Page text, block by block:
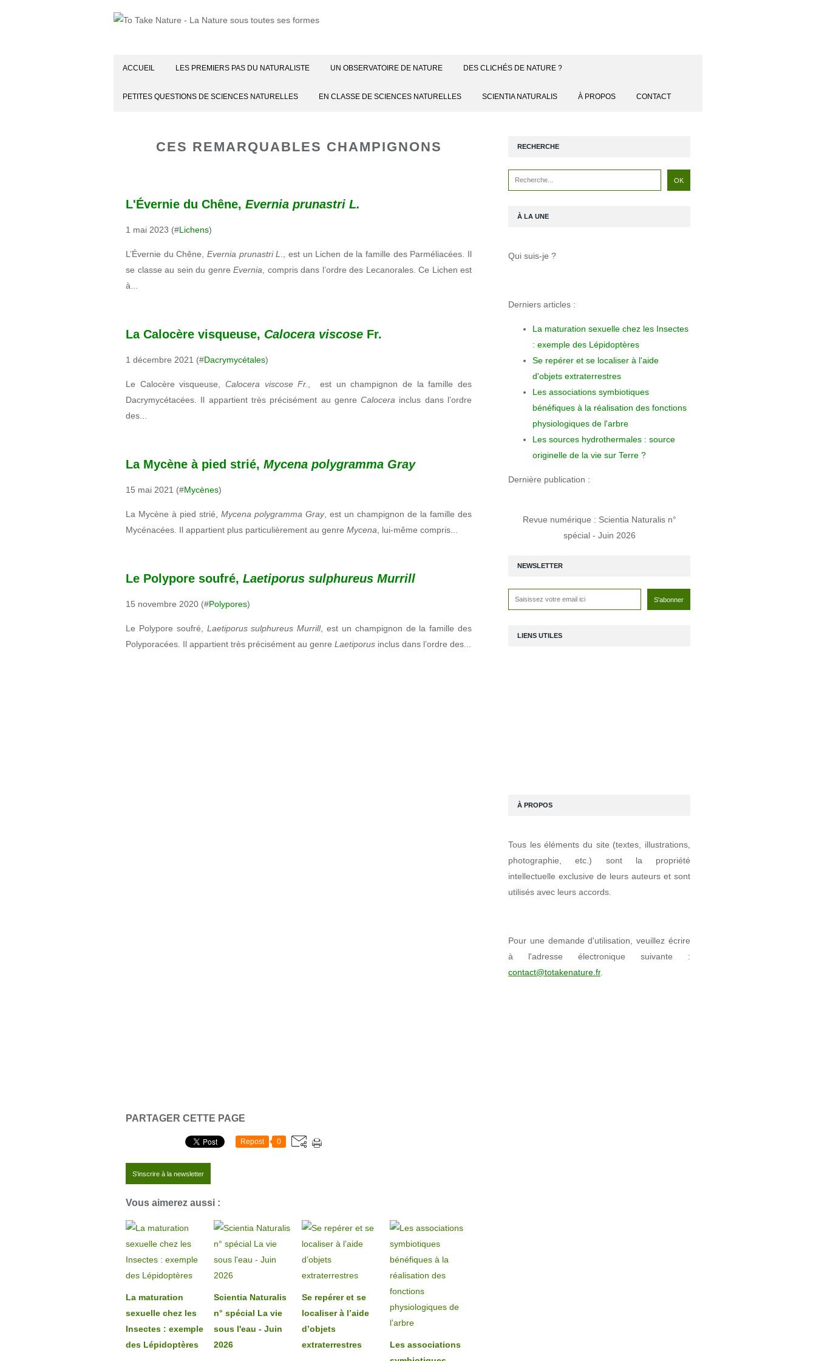
ACCUEIL LES PREMIERS PAS DU NATURALISTE UN OBSERVATOIRE DE NATURE DES CLICHÉS DE NATURE ?
PETITES QUESTIONS DE SCIENCES NATURELLES EN CLASSE DE SCIENCES NATURELLES SCIENTIA NATURALIS À PROPOS CONTACT
CES REMARQUABLES CHAMPIGNONS
L'Évernie du Chêne, Evernia prunastri L.
1 mai 2023 (#Lichens)
L’Évernie du Chêne, Evernia prunastri L
est un Lichen de la famille des Parméliacées. Il
se classe au sein du genre Evernia , compris dans l’ordre des Lecanorales. Ce Lichen est
à...
La Calocère visqueuse, Calocera viscose Fr.
1 décembre 2021 (#Dacrymycétales)
Le Calocère visqueuse,Calocera viscose Fr.
est un champignon de la famille des
Dacrymycétacées. Il appartient très précisément au genreCalocera inclus dans l’ordre
des...
La Mycène à pied strié, Mycena polygramma Gray
15 mai 2021 (#Mycènes)
La Mycène à pied strié, Mycena polygramma Gray, est un champignon de la famille des
Mycénacées. Il appartient plus particulièrement au genre Mycena , lui-même compris...
Le Polypore soufré, Laetiporus sulphureus Murrill
15 novembre 2020 (#Polypores)
Le Polypore soufré, Laetiporus sulphureus Murrill, est un champignon de la famille des
Polyporacées. Il appartient très précisément au genre Laetiporus inclus dans l’ordre des...
PARTAGER CETTE PAGE
Repost 0
S'inscrire à la newsletter
Vous aimerez aussi :
La maturation
sexuelle chez les
Insectes : exemple
des Lépidoptères
Scientia Naturalis
n° spécial La vie
sous l'eau - Juin
2026
Se repérer et se
localiser à l’aide
d’objets
extraterrestres
Les associations
NEWSLETTER
RECHERCHE
À LA UNE
Qui suis-je ?
Derniers articles :
La maturation sexuelle chez les Insectes
: exemple des Lépidoptères
Se repérer et se localiser à l'aide
d'objets extraterrestres
Les associations symbiotiques
bénéfiques à la réalisation des fonctions
physiologiques de l'arbre
Les sources hydrothermales : source
originelle de la vie sur Terre ?
Dernière publication :
Revue numérique : Scientia Naturalis n°
spécial - Juin 2026
LIENS UTILES
À PROPOS
Tous les éléments du site (textes, illustrations,
photographie, etc.) sont la propriété
intellectuelle exclusive de leurs auteurs et sont
utilisés avec leurs accords.
Pour une demande d'utilisation, veuillez écrire
à l'adresse électronique suivante :
contact@totakenature.fr